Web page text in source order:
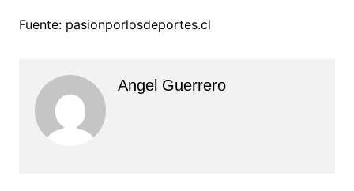
Fuente: pasionporlosdeportes.cl
Angel Guerrero